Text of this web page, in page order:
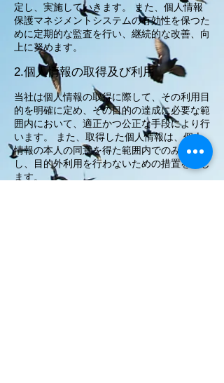
定し、実施していきます。 また、個人情報
保護マネジメントシステムの有効性を保つた
めに定期的な監査を行い、継続的な改善、向
上に努めます。
2.個人情報の取得及び利用
当社は個人情報の取得に際して、その利用目
的を明確に定め、その目的の達成に必要な範
囲内において、適正かつ公正な手段により行
います。 また、取得した個人情報は、個人
情報の本人の同意を得た範囲内でのみ利用
し、目的外利用を行わないための措置を講じ
ます。